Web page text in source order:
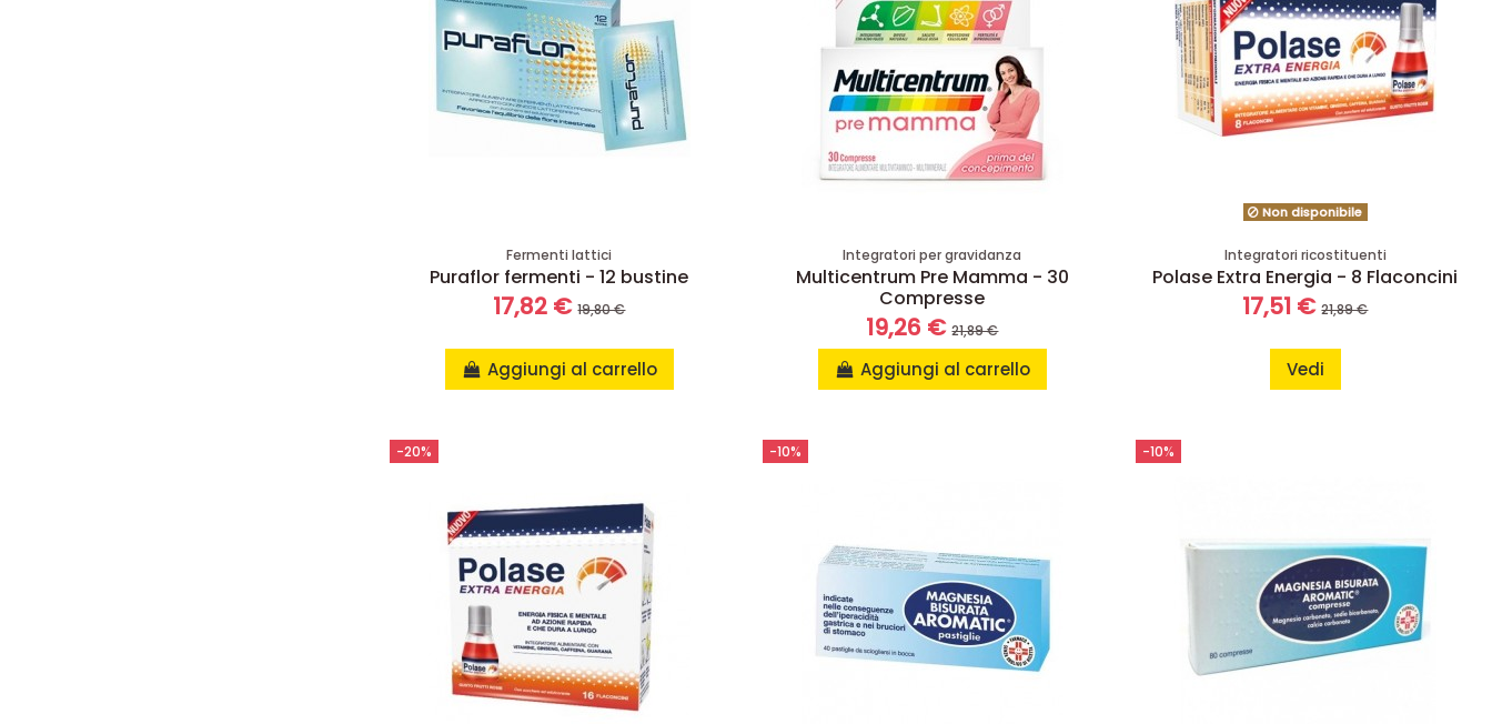
Fermenti lattici
Puraflor fermenti - 12 bustine
17,82 €19,80 €
Aggiungi al carrello
Integratori per gravidanza
Multicentrum Pre Mamma - 30
Compresse
19,26 €21,89 €
Aggiungi al carrello
Non disponibile
Integratori ricostituenti
Polase Extra Energia - 8 Flaconcini
17,51 €21,89 €
Vedi
-20% -10% -10%